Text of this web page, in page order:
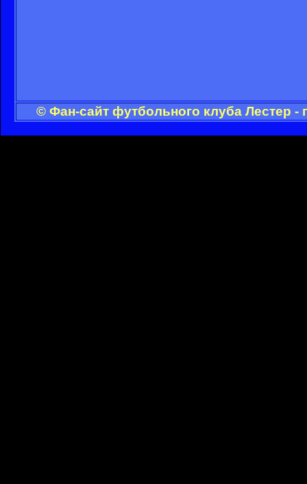
© Фан-сайт футбольного клуба Лестер